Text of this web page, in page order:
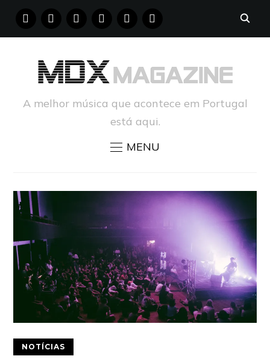
FACEBOOKINSTAGRAM
YOUTUBE PINTERESTTUMBLR
A melhor música que acontece em Portugal
está aqui.
MENU
NOTÍCIAS